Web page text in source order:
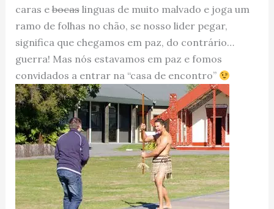
caras ebocaslinguas de muito malvado e joga um
ramo de folhas no chão, se nosso lider pegar,
significa que chegamos em paz, do contrário…
guerra! Mas nós estavamos em paz e fomos
convidados a entrar na “casa de encontro”